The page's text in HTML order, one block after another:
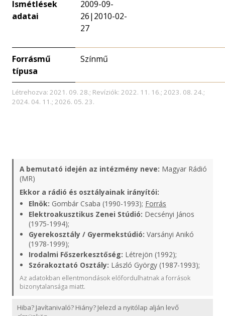
Ismétlések
adatai
2009-09-
26|2010-02-
27
Forrásmű
típusa
Színmű
Létrehozva: 2021. 09. 28.; Revíziók: 2022. 11. 16.; 2023. 08. 24.;
2024. 04. 11.; 2026. 05. 23.
A bemutató idején az intézmény neve: Magyar Rádió
(MR)
Ekkor a rádió és osztályainak irányítói:
Elnök: Gombár Csaba (1990-1993); Forrás
Elektroakusztikus Zenei Stúdió: Decsényi János
(1975-1994);
Gyerekosztály / Gyermekstúdió: Varsányi Anikó
(1978-1999);
Irodalmi Főszerkesztőség: Létrejön (1992);
Szórakoztató Osztály: László György (1987-1993);
Az adatokban ellentmondások előfordulhatnak a források
bizonytalansága miatt.
Hiba? Javítanivaló? Hiány? Jelezd a nyitólap alján levő